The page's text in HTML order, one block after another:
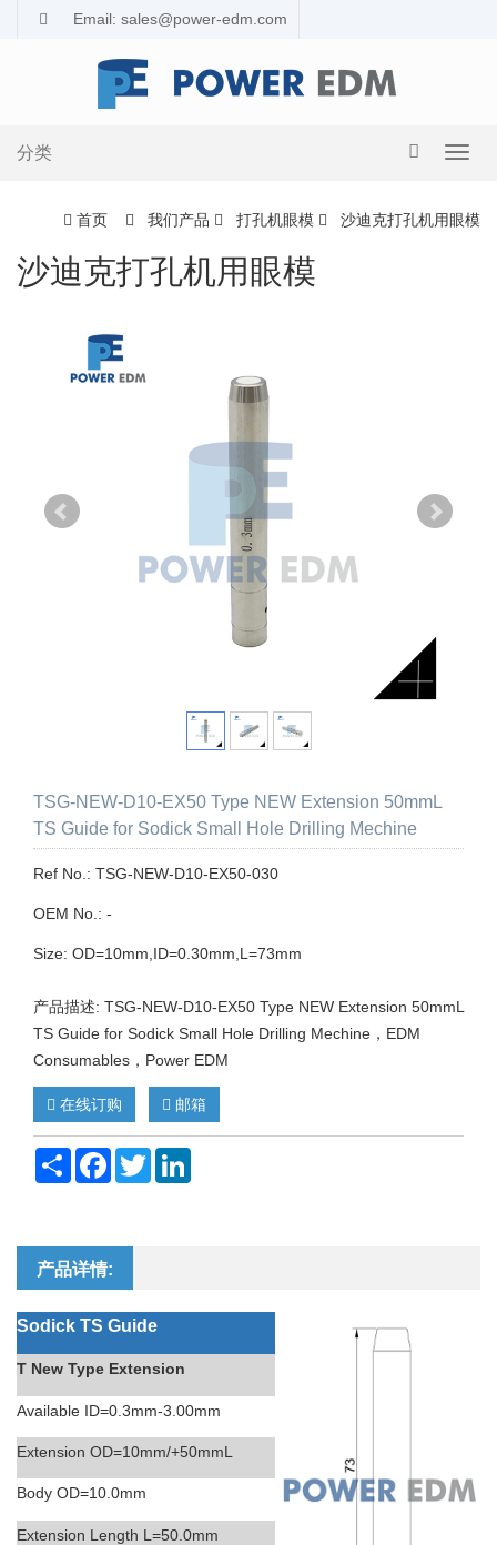
Email: sales@power-edm.com
导
换
分类
首页 我们产品 打孔机眼模 沙迪克打孔机用眼模
沙迪克打孔机用眼模
TSG-NEW-D10-EX50 Type NEW Extension 50mmL
TS Guide for Sodick Small Hole Drilling Mechine
Ref No.: TSG-NEW-D10-EX50-030
OEM No.: -
Size: OD=10mm,ID=0.30mm,L=73mm
产品描述: TSG-NEW-D10-EX50 Type NEW Extension 50mmL
TS Guide for Sodick Small Hole Drilling Mechine，EDM
Consumables，Power EDM
在线订购 邮箱
Share FacebookTwitter
产品详情:
Sodick TS Guide
T New Type Extension
Available ID=0. 3mm-3 .00mm
Extension OD=10mm/+50mmL
Body OD=10.0mm
Extension Length L=50.0mm